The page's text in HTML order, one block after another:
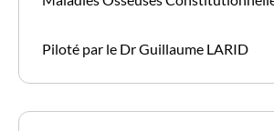
Piloté par le Dr Guillaume LARID